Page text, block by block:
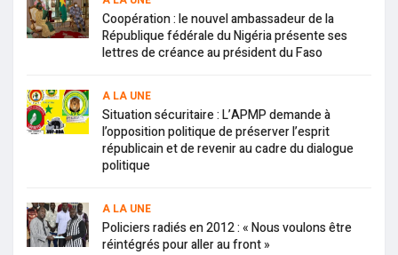
Coopération : le nouvel ambassadeur de la
République fédérale du Nigéria présente ses
lettres de créance au président du Faso
A LA UNE
Situation sécuritaire : L’APMP demande à
l’opposition politique de préserver l’esprit
républicain et de revenir au cadre du dialogue
politique
A LA UNE
Policiers radiés en 2012 : « Nous voulons être
réintégrés pour aller au front »